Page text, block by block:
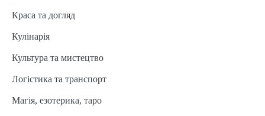
Краса та догляд
Кулінарія
Культура та мистецтво
Логістика та транспорт
Магія, езотерика, таро